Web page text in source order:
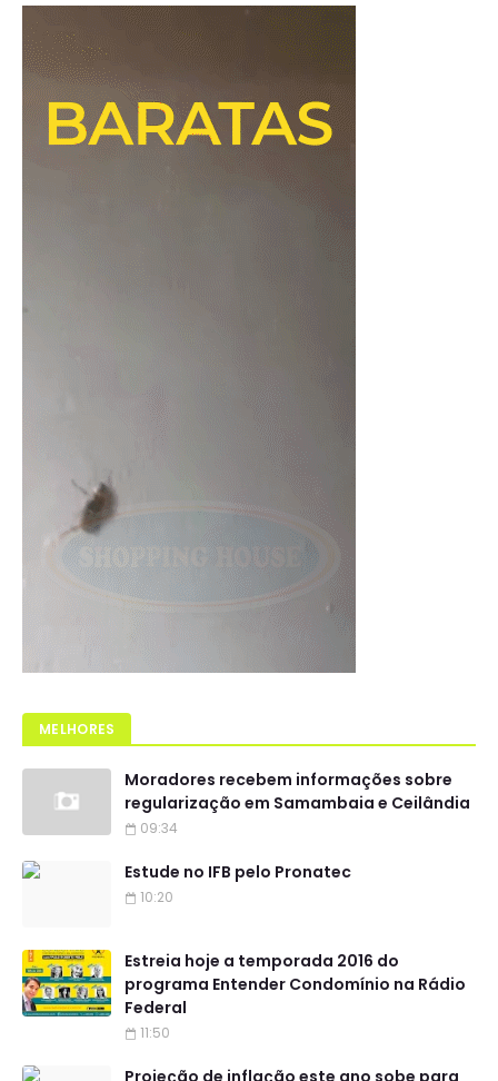
MELHORES
Moradores recebem informações sobre
regularização em Samambaia e Ceilândia
09:34
Estude no IFB pelo Pronatec
10:20
Estreia hoje a temporada 2016 do
programa Entender Condomínio na Rádio
Federal
11:50
Projeção de inflação este ano sobe para